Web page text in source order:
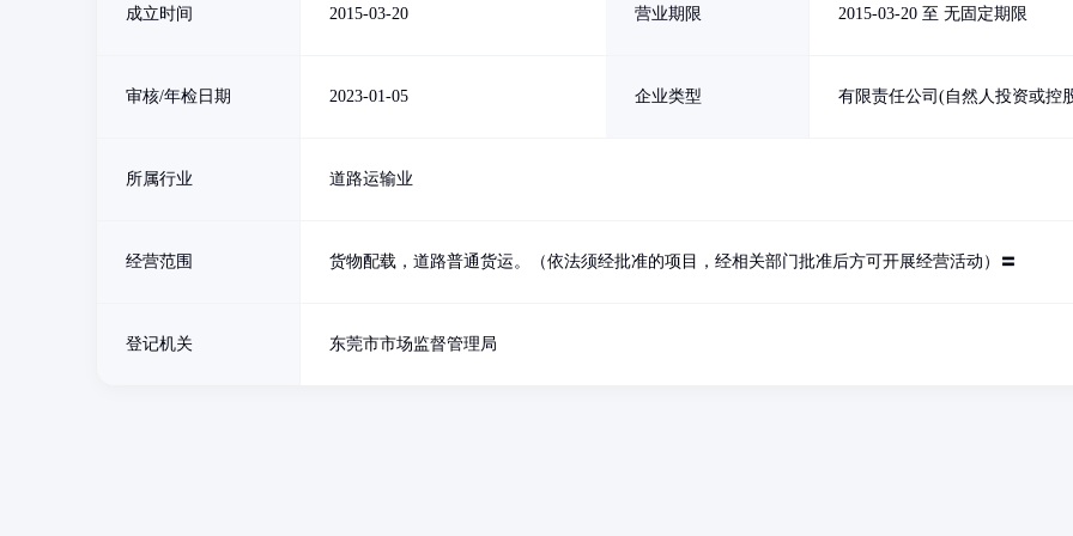
成立时间 2015-03-20 营业期限 2015-03-20 至 无固定期限
审核/年检日期 2023-01-05 企业类型 有限责任公司(自然人投资或控
所属行业 道路运输业
经营范围 货物配载，道路普通货运。（依法须经批准的项目，经相关部门批准后方可开展经营活动）〓
登记机关 东莞市市场监督管理局